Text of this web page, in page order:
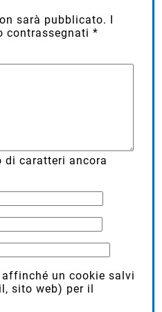
sarà pubblicato. I
contrassegnati*
di caratteri ancora
un cookie salvi
sito web) per il